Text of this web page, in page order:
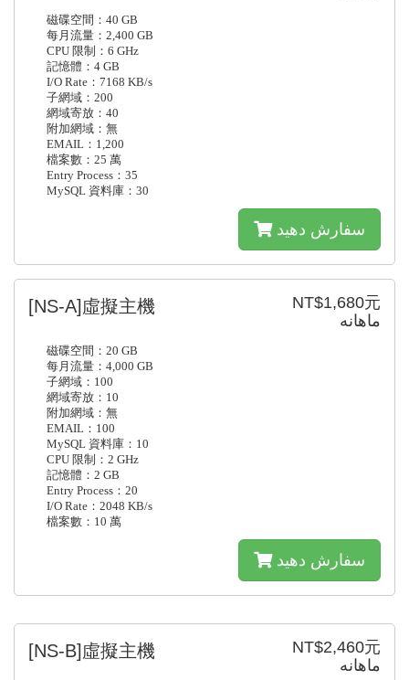
磁碟空間：40 GB
每月流量：2,400 GB
CPU 限制：6 GHz
記憶體：4 GB
I/O Rate：7168 KB/s
子網域：200
網域寄放：40
附加網域：無
EMAIL：1,200
檔案數：25 萬
Entry Process：35
MySQL 資料庫：30
سفارش دهید
NT$1,680元
ماهانه
[NS-A]虛擬主機
磁碟空間：20 GB
每月流量：4,000 GB
子網域：100
網域寄放：10
附加網域：無
EMAIL：100
MySQL 資料庫：10
CPU 限制：2 GHz
記憶體：2 GB
Entry Process：20
I/O Rate：2048 KB/s
檔案數：10 萬
سفارش دهید
NT$2,460元
ماهانه
[NS-B]虛擬主機